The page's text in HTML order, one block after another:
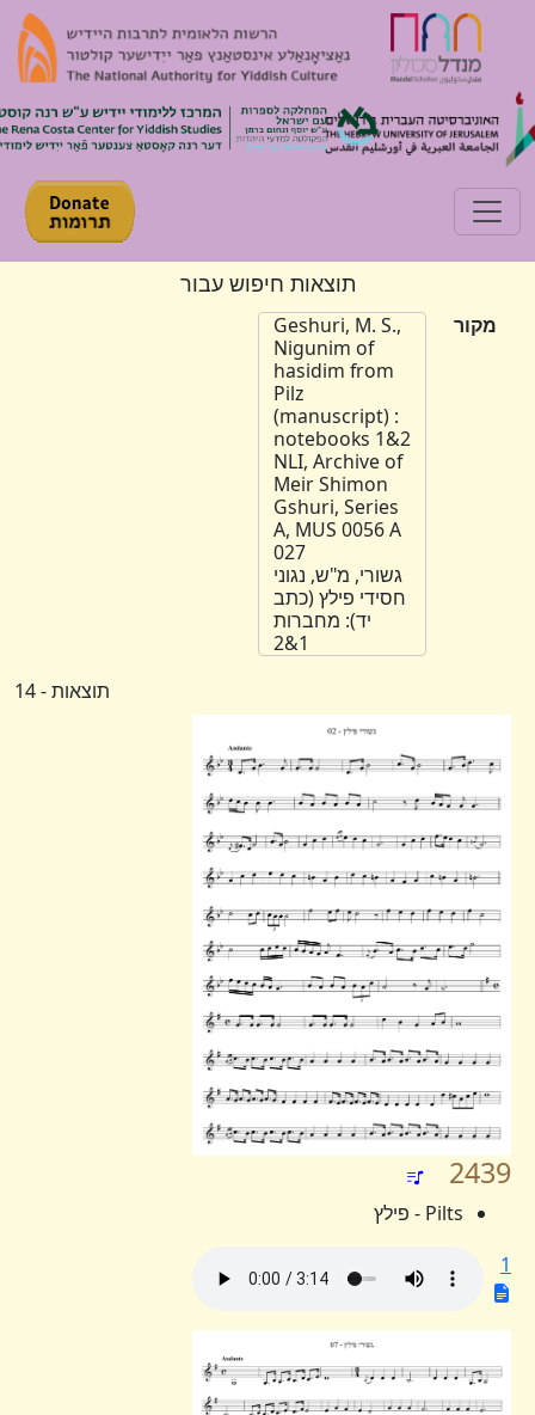
Toggle navigation
תוצאות חיפוש עבור
מקור
Geshuri, M. S.,
Nigunim of
hasidim from
Pilz
(manuscript) :
notebooks 1&2
NLI, Archive of
Meir Shimon
Gshuri, Series
A, MUS 0056 A
027
גשורי, מ"ש, נגוני
חסידי פילץ (כתב
יד): מחברות
תוצאות - 14
2439
Pilts - פילץ